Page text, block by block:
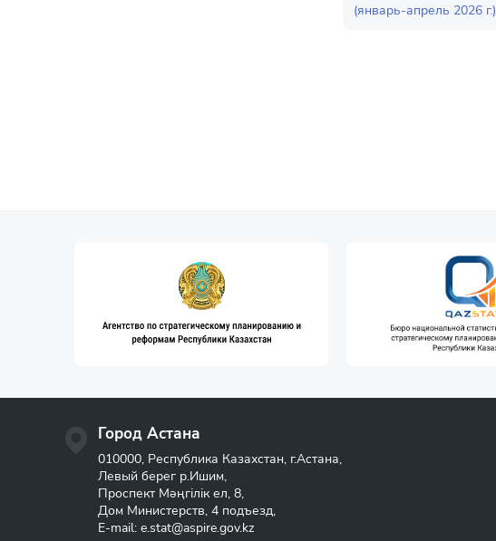
(январь-апрель 2026 г.)
Город Астана
010000, Республика Казахстан, г.Астана,
Левый берег р.Ишим,
Проспект Мәңгілік ел, 8,
Дом Министерств, 4 подъезд,
E-mail: e.stat@aspire.gov.kz